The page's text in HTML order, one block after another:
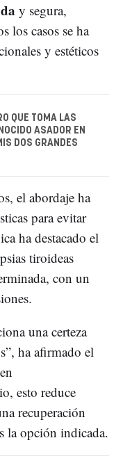
y segura,
los casos se ha
y estéticos
QUE TOMA LAS
ASADOR EN
DOS GRANDES
el abordaje ha
para evitar
ha destacado el
tiroideas
con un
una certeza
ha afirmado el
esto reduce
recuperación
la opción indicada.